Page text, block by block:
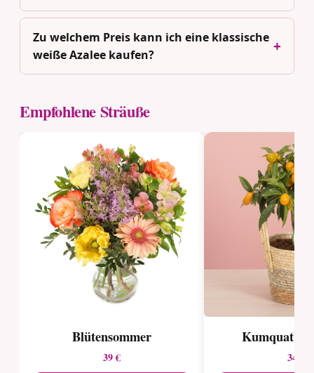
Zu welchem Preis kann ich eine klassische
weiße Azalee kaufen?
Empfohlene Sträuße
Blütensommer
39 € 34 €